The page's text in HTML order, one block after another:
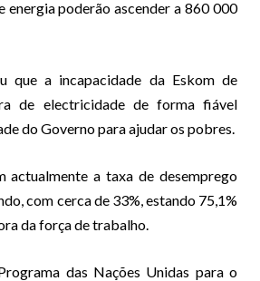
energia poderão ascender a 860 000
que a incapacidade da Eskom de
de electricidade de forma fiável
do Governo para ajudar os pobres.
actualmente a taxa de desemprego
com cerca de 33%, estando 75,1%
da força de trabalho.
das Nações Unidas para o